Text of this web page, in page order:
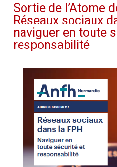
Sortie de l’Atome
Réseaux sociaux
naviguer en toute
responsabilité